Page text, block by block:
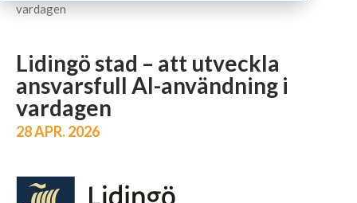
vardagen
Lidingö stad – att utveckla
ansvarsfull AI-användning i
vardagen
28 APR. 2026